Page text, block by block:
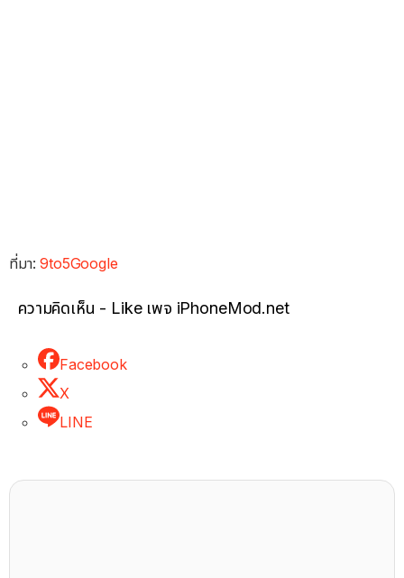
ที่มา:9to5Google
ความคิดเห็น - Like เพจ iPhoneMod.net
Facebook
X
LINE